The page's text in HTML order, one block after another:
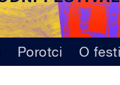
Porotci O